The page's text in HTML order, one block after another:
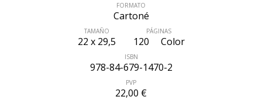
FORMATO
Cartoné
TAMAÑO
22 x 29,5
PÁGINAS
120 Color
ISBN
978-84-679-1470-2
PVP
22,00 €